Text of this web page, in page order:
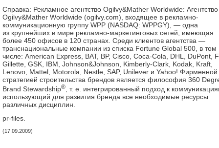
Справка: Рекламное агентство Ogilvy&Mather Worldwide: Агентство
Ogilvy&Mather Worldwide (ogilvy.com), входящее в рекламно-
коммуникационную группу WPP (NASDAQ: WPPGY), — одна
из крупнейших в мире рекламно-маркетинговых сетей, имеющая
более 450 офисов в 120 странах. Среди клиентов агентства —
транснациональные компании из списка Fortune Global 500, в том
числе: American Express, BAT, BP, Cisco, Coca-Cola, DHL, DuPont,
Gillette, GSK, IBM, Johnson&Johnson, Kimberly-Clark, Kodak, Kraft,
Lenovo, Mattel, Motorola, Nestle, SAP, Unilever и Yahoo! Фирменной
стратегией строительства брендов является философия 360
Brand Stewardship®
, т. е. интегрированный подход к
использующий для развития бренда все необходимые ресурсы
различных дисциплин.
pr-files.
(17.09.2009)